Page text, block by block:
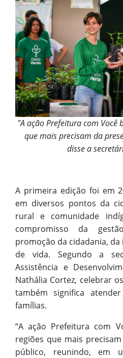
"A ação Prefeitura com Você
que mais precisam da
disse a
A primeira edição foi em
em diversos pontos da
rural e comunidade
compromisso da
promoção da cidadania,
de vida. Segundo a
Assistência e
Nathália Cortez, celebrar
também significa
famílias.
“A ação Prefeitura com
regiões que mais
público, reunindo, em